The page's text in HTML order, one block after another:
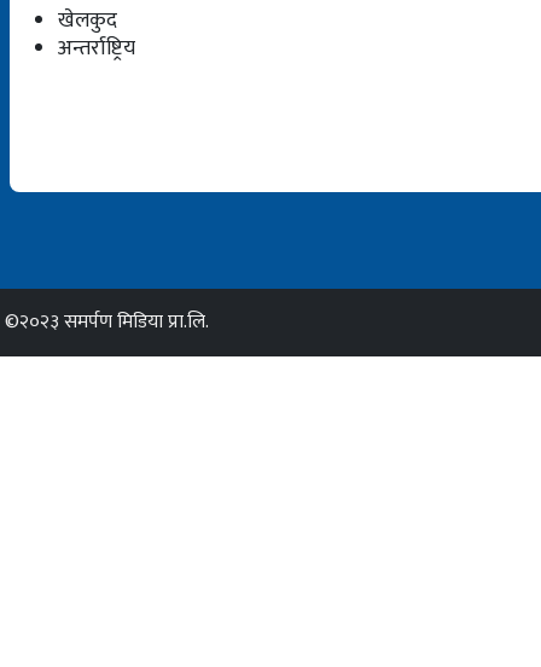
खेलकुद
अन्तर्राष्ट्रिय
©२०२३ समर्पण मिडिया प्रा.लि.